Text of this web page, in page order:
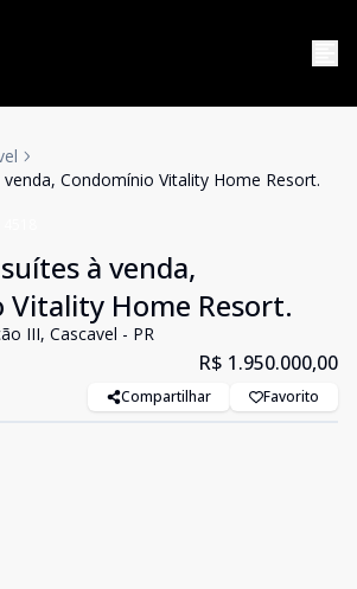
Condomínio Vitality Home Resort.
à venda,
Vitality Home Resort.
III, Cascavel - PR
R$ 1.950.000,00
Compartilhar Favorito